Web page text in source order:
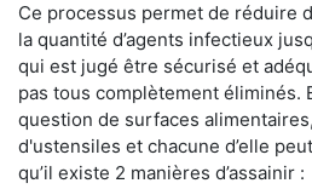
Ce processus permet de réduire
la quantité d’agents infectieux
qui est jugé être sécurisé et
pas tous complètement éliminés.
question de surfaces
d'ustensiles et chacune d’elle
qu’il existe 2 manières d’assainir :